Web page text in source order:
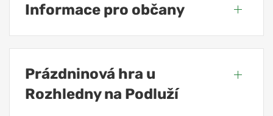
Informace pro občany
Prázdninová hra u
Rozhledny na Podluží